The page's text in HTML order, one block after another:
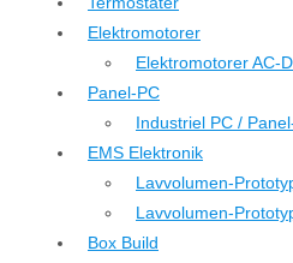
Elektromotorer
Elektromotorer AC-
Panel-PC
Industriel PC /
EMS Elektronik
Lavvolumen-
Lavvolumen-
Box Build